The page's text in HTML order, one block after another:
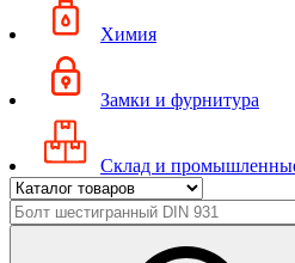
Химия
Замки и фурнитура
Склад и